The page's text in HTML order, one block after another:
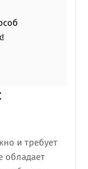
и требует
обладает